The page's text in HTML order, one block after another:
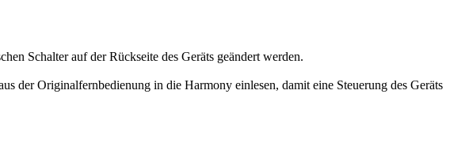
Schalter auf der Rückseite des Geräts geändert werden.
der Originalfernbedienung in die Harmony einlesen, damit eine Steuerung des Geräts